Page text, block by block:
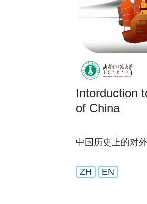
Intorduction
of China
中国历史上的对
ZH EN